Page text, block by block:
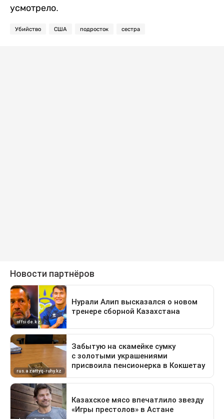
усмотрело.
Убийство США подросток сестра